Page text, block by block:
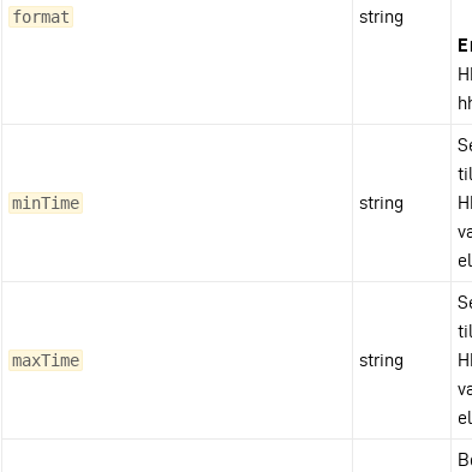
format string
minTime string
maxTime string